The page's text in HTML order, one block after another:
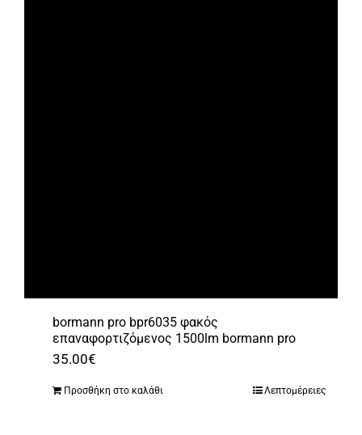
bormann pro bpr6035 φακός
επαναφορτιζόμενος 1500lm bormann pro
35.00€
Προσθήκη στο καλάθι Λεπτομέρειες